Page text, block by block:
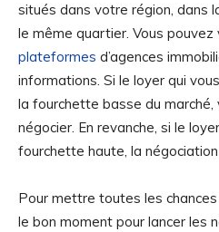
situés dans votre région, dans
le même quartier. Vous pouvez
plateformes d’agences
informations. Si le loyer qui
la fourchette basse du marché,
négocier. En revanche, si le
fourchette haute, la
Pour mettre toutes les
le bon moment pour lancer les